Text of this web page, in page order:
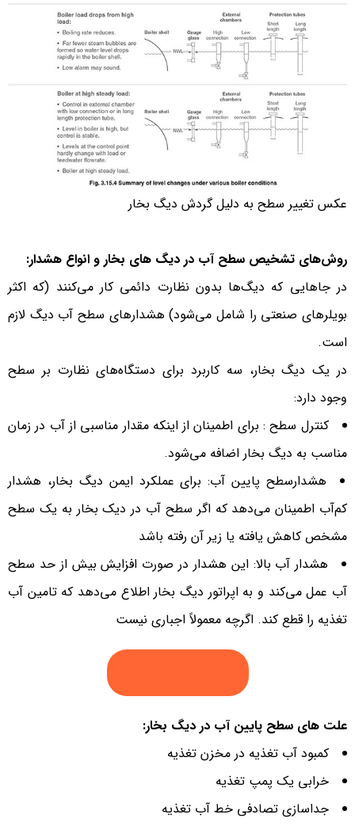
عکس تغییر سطح به دلیل گردش دیگ بخار
روش‌های تشخیص سطح آب در دیگ های بخار و انواع هشدار:
در جاهایی که دیگ‌ها بدون نظارت دائمی کار می‌کنند (که اکثر
بویلرهای صنعتی را شامل می‌شود) هشدارهای سطح آب دیگ لازم
است.
در یک دیگ بخار، سه کاربرد برای دستگاه‌های نظارت بر سطح
وجود دارد:
کنترل سطح : برای اطمینان از اینکه مقدار مناسبی از آب در زمان
مناسب به دیگ بخار اضافه می‌شود.
هشدارسطح پایین آب: برای عملکرد ایمن دیگ بخار، هشدار
کم‌آب اطمینان می‌دهد که اگر سطح آب در دیک بخار به یک سطح
مشخص کاهش یافته یا زیر آن رفته باشد
هشدار آب بالا: این هشدار در صورت افزایش بیش از حد سطح
آب عمل می‌کند و به اپراتور دیگ بخار اطلاع می‌دهد که تامین آب
تغذیه را قطع کند. اگرچه معمولاً اجباری نیست
علت های سطح پایین آب در دیگ بخار:
کمبود آب تغذیه در مخزن تغذیه
خرابی یک پمپ تغذیه
جداسازی تصادفی خط آب تغذیه